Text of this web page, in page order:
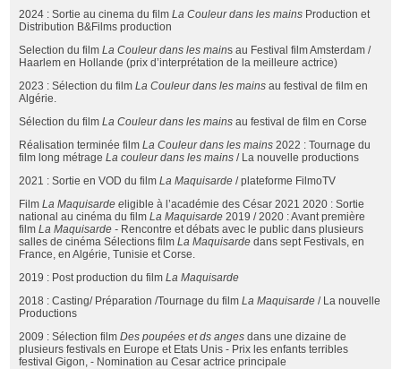
2024 : Sortie au cinema du filmLa Couleur dans les mains Production et
Distribution B&Films production
Selection du filmLa Couleur dans les mains au Festival film Amsterdam /
Haarlem en Hollande (prix d’interprétation de la meilleure actrice)
2023 : Sélection du filmLa Couleur dans les mainsau festival de film en
Algérie.
Sélection du filmLa Couleur dans les mainsau festival de film en Corse
Réalisation terminée filmLa Couleur dans les mains2022 : Tournage du
film long métrageLa couleur dans les mains/ La nouvelle productions
2021 : Sortie en VOD du filmLa Maquisarde/ plateforme FilmoTV
FilmLa Maquisarde eligible à l’académie des César 2021 2020 : Sortie
national au cinéma du filmLa Maquisarde2019 / 2020 : Avant première
filmLa Maquisarde - Rencontre et débats avec le public dans plusieurs
salles de cinéma Sélections filmLa Maquisardedans sept Festivals, en
France, en Algérie, Tunisie et Corse.
2019 : Post production du filmLa Maquisarde
2018 : Casting/ Préparation /Tournage du filmLa Maquisarde/ La nouvelle
Productions
2009 : Sélection filmDes poupées et ds angesdans une dizaine de
plusieurs festivals en Europe et Etats Unis - Prix les enfants terribles
festival Gigon, - Nomination au Cesar actrice principale